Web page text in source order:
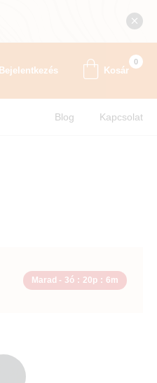
Bejelentkezés Kosár
0
Blog Kapcsolat
Marad - 3ó : 20p : 5m